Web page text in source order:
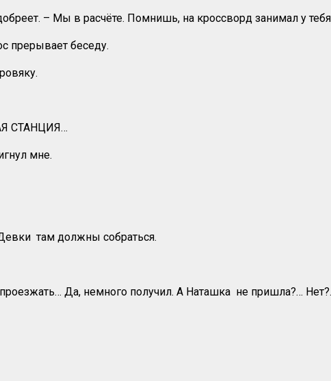
– Мы в расчёте. Помнишь, на кроссворд занимал у тебя
прерывает беседу.
СТАНЦИЯ…
мне.
там должны собраться.
Да, немного получил. А Наташка не пришла?…